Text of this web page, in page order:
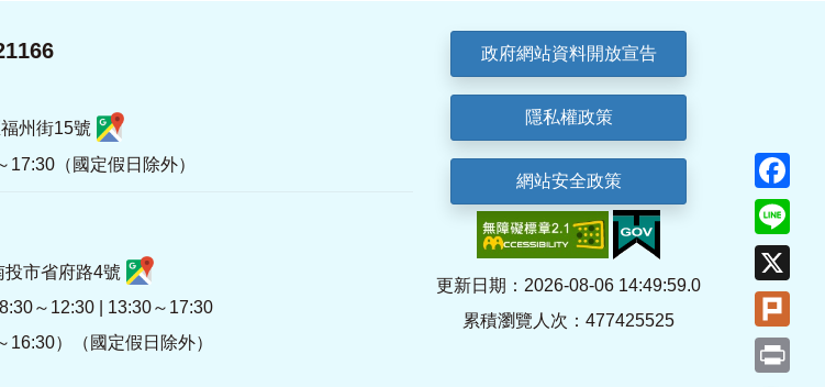
州街15號
（國定假日除外）
市省府路4號
～12:30 | 13:30～17:30
16:30）（國定假日除外）
政府網站資料開放宣告
隱私權政策
網站安全政策
更新日期：2026-08-06 14:49:59.0
累積瀏覽人次：477425525